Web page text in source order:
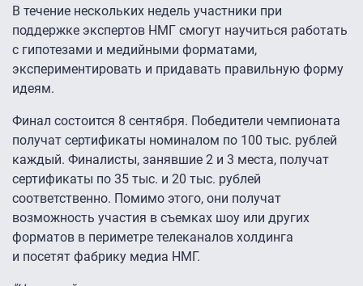
В течение нескольких недель участники при
поддержке экспертов НМГ смогут научиться работать
с гипотезами и медийными форматами,
экспериментировать и придавать правильную форму
идеям.
Финал состоится 8 сентября. Победители чемпионата
получат сертификаты номиналом по 100 тыс. рублей
каждый. Финалисты, занявшие 2 и 3 места, получат
сертификаты по 35 тыс. и 20 тыс. рублей
соответственно. Помимо этого, они получат
возможность участия в съемках шоу или других
форматов в периметре телеканалов холдинга
и посетят фабрику медиа НМГ.